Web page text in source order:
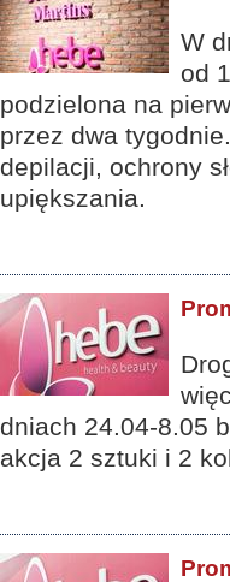
W
od
podzielona na
przez dwa
depilacji, ochrony
upiększania.
dniach 24.04-8.05
akcja 2 sztuki i 2